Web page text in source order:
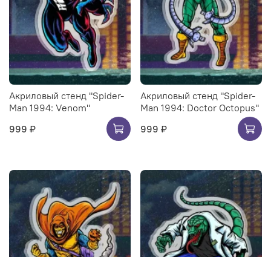
Акриловый стенд "Spider-
Man 1994: Venom"
999 ₽
Акриловый стенд "Spider-
Man 1994: Doctor Octopus"
999 ₽